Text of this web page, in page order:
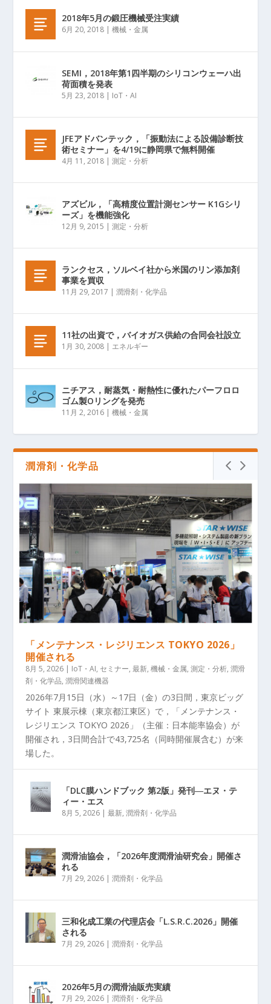
2018年5月の鍛圧機械受注実績
6月 20, 2018 |機械・金属
SEMI，2018年第1四半期のシリコンウェーハ出
荷面積を発表
5月 23, 2018 | IoT・AI
JFEアドバンテック，「振動法による設備診断技
術セミナー」を4/19に静岡県で無料開催
4月 11, 2018 |測定・分析
アズビル，「高精度位置計測センサー K1Gシリ
ーズ」を機能強化
12月 9, 2015 |測定・分析
ランクセス，ソルベイ社から米国のリン添加剤
事業を買収
11月 29, 2017 |潤滑剤・化学品
11社の出資で，バイオガス供給の合同会社設立
1月 30, 2008 | エネルギー
ニチアス，耐蒸気・耐熱性に優れたパーフロロ
ゴム製Oリングを発売
11月 2, 2016 |機械・金属
潤滑剤・化学品
「メンテナンス・レジリエンス TOKYO 2026」
開催される
8月 5, 2026 | IoT・AI, セミナー,最新,機械・金属,測定・分析,潤滑
剤・化学品,潤滑関連機器
2026年7月15日（水）～17日（金）の3日間，東京ビッグ
サイト 東展示棟（東京都江東区）で，「メンテナンス・
レジリエンス TOKYO 2026」（主催：日本能率協会）が
開催され，3日間合計で43,725名（同時開催展含む）が来
場した。
「DLC膜ハンドブック 第2版」発刊―エヌ・テ
ィー・エス
8月 5, 2026 |最新,潤滑剤・化学品
潤滑油協会，「2026年度潤滑油研究会」開催さ
れる
7月 29, 2026 |潤滑剤・化学品
三和化成工業の代理店会「L.S.R.C.2026」開催
される
7月 29, 2026 |潤滑剤・化学品
2026年5月の潤滑油販売実績
7月 29, 2026 |潤滑剤・化学品